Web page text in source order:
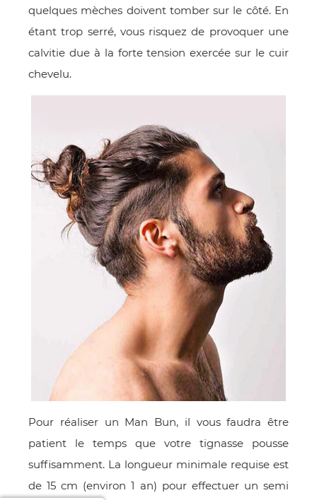
quelques mèches doivent tomber sur le côté. En
étant trop serré, vous risquez de provoquer une
calvitie due à la forte tension exercée sur le cuir
chevelu.
Pour réaliser un Man Bun, il vous faudra être
patient le temps que votre tignasse pousse
suffisamment. La longueur minimale requise est
de 15 cm (environ 1 an) pour effectuer un semi